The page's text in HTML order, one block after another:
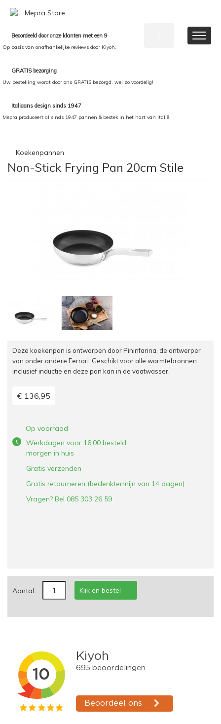
Beoordeeld door onze klanten met een 9
Op basis van onafhankelijke reviews door Kiyoh.
GRATIS bezorging
Uw bestelling wordt door ons GRATIS bezorgd, wel zo voordelig!
Italiaans design sinds 1947
Mepra produceert al sinds 1947 pannen & bestek in het hart van Italië.
Koekenpannen
Non-Stick Frying Pan 20cm Stile
Deze koekenpan is ontworpen door Pininfarina, de ontwerper
van onder andere Ferrari. Geschikt voor alle warmtebronnen
inclusief inductie en deze pan kan in de vaatwasser.
€ 136,95
Op voorraad
Werkdagen voor 16:00 besteld,
morgen in huis
Gratis verzenden
Gratis retourneren (bedenktermijn van 14 dagen)
Vragen? Bel 085 303 26 59
Aantal Klik en bestel